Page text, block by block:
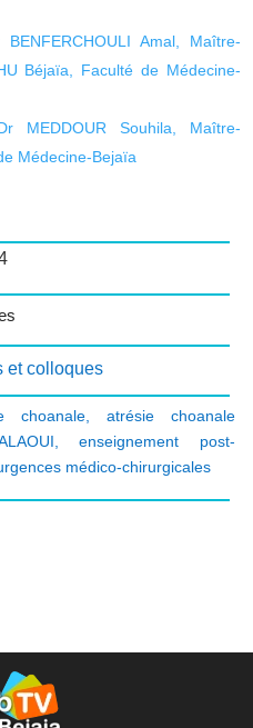
Amal, Maître-
Béjaïa, Faculté de Médecine-
MEDDOUR Souhila, Maître-
Médecine-Bejaïa
et colloques
choanale, atrésie choanale
,enseignement post-
médico-chirurgicales